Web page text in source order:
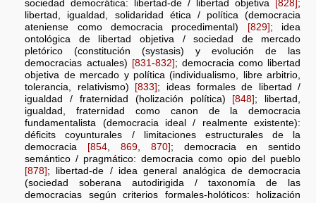
sociedad democrática: libertad-de / libertad objetiva [828];
libertad, igualdad, solidaridad ética / política (democracia
ateniense como democracia procedimental) [829]; idea
ontológica de libertad objetiva / sociedad de mercado
pletórico (constitución (systasis) y evolución de las
democracias actuales) [831 -832]; democracia como libertad
objetiva de mercado y política (individualismo, libre arbitrio,
tolerancia, relativismo) [833]; ideas formales de libertad /
igualdad / fraternidad (holización política) [848]; libertad,
igualdad, fraternidad como canon de la democracia
fundamentalista (democracia ideal / realmente existente):
déficits coyunturales / limitaciones estructurales de la
democracia [854 869 870]; democracia en sentido
semántico / pragmático: democracia como opio del pueblo
[878]; libertad-de / idea general analógica de democracia
(sociedad soberana autodirigida / taxonomía de las
democracias según criterios formales-holóticos: holización